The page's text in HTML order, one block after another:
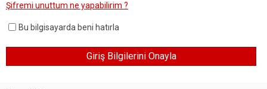
Şifremi unuttum ne yapabilirim ?
Bu bilgisayarda beni hatırla